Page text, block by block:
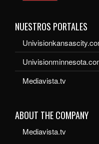
NUESTROS PORTALES
Mediavista.tv
ABOUT THE COMPANY
Mediavista.tv